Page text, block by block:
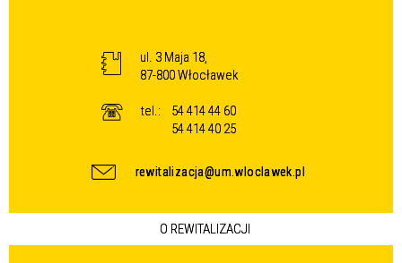
ul. 3 Maja 18,
87-800 Włocławek
tel.:
54 414 44 60
54 414 40 25
rewitalizacja@um.wloclawek.pl
O REWITALIZACJI